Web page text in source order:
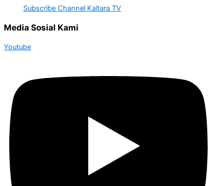
Subscribe Channel Kaltara TV
Media Sosial Kami
Youtube